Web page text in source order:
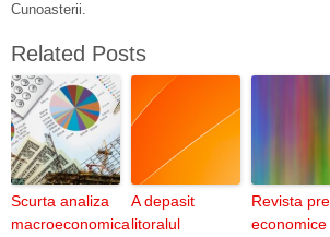
Cunoasterii.
Related Posts
Scurta analiza
macroeconomica
A depasit
litoralul
Revista
economice